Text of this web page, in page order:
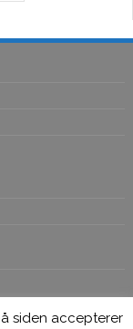
forbeholdes. Vi
siden accepterer